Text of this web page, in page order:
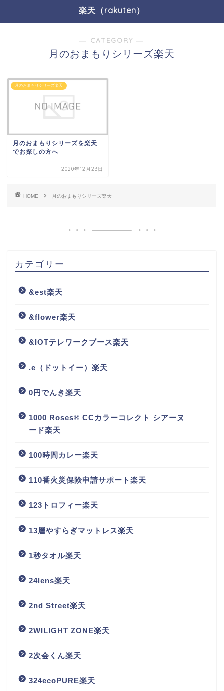
楽天（rakuten）
― CATEGORY ―
月のおまもりシリーズ楽天
月のおまもりシリーズ楽天
月のおまもりシリーズを楽天
でお探しの方へ
2020年12月23日
HOME 月のおまもりシリーズ楽天
カテゴリー
&est楽天
&flower楽天
&IOTテレワークブース楽天
.e（ドットイー）楽天
0円でんき楽天
1000 Roses® CCカラーコレクト シアーヌ
ード楽天
100時間カレー楽天
110番火災保険申請サポート楽天
123トロフィー楽天
13層やすらぎマットレス楽天
1秒タオル楽天
24lens楽天
2nd Street楽天
2WILIGHT ZONE楽天
2次会くん楽天
324ecoPURE楽天